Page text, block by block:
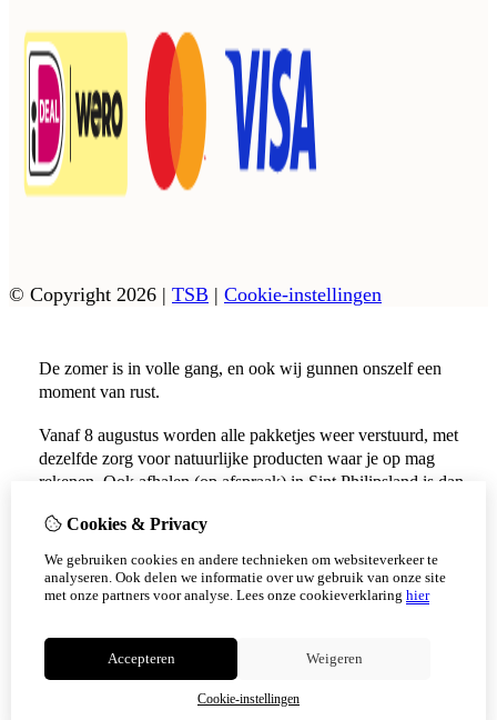
© Copyright 2026 | TSB | Cookie-instellingen
Cookies & Privacy
We gebruiken cookies en andere technieken om websiteverkeer te
analyseren. Ook delen we informatie over uw gebruik van onze site
met onze partners voor analyse. Lees onze cookieverklaring hier
Accepteren Weigeren
Cookie-instellingen
De zomer is in volle gang, en ook wij gunnen onszelf een
moment van rust.
Vanaf 8 augustus worden alle pakketjes weer verstuurd, met
dezelfde zorg voor natuurlijke producten waar je op mag
rekenen. Ook afhalen (op afspraak) in Sint Philipsland is dan
Vanaf 17 augustus zijn alle afhaalpunten (Tholen en
Scherpenisse) weer geopend.